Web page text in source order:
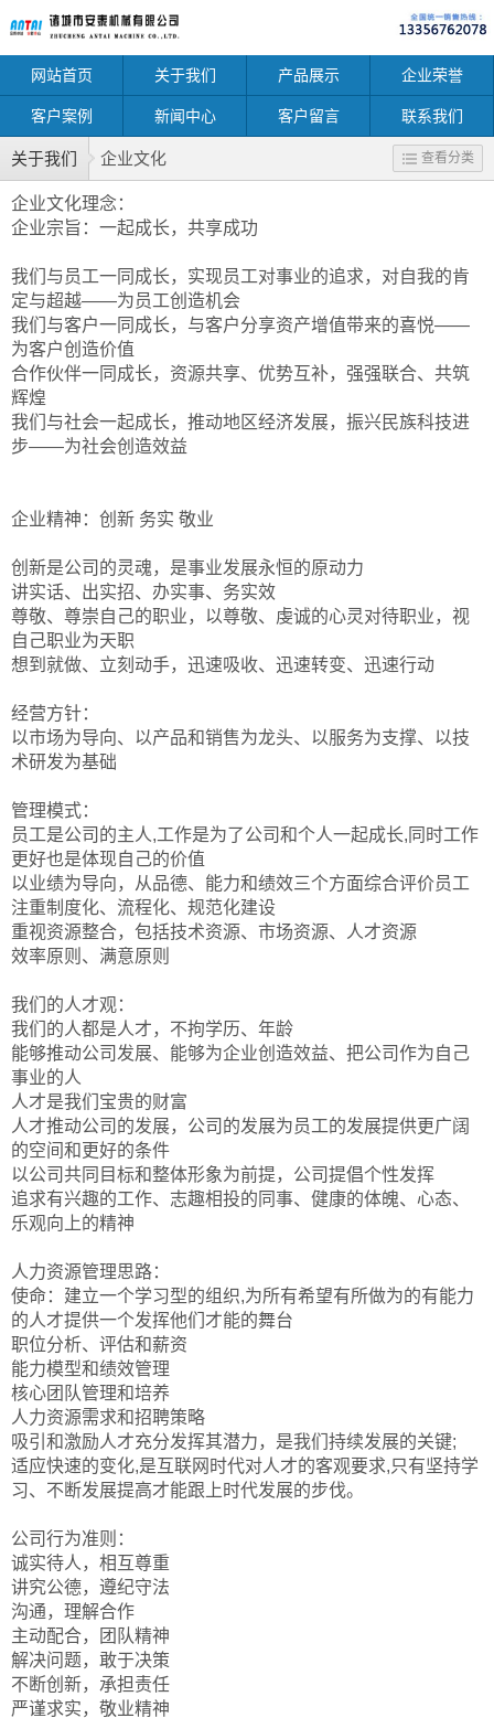
网站首页 关于我们 产品展示 企业荣誉
客户案例 新闻中心 客户留言 联系我们
关于我们 企业文化 查看分类
企业文化理念：
企业宗旨：一起成长，共享成功
我们与员工一同成长，实现员工对事业的追求，对自我的肯
定与超越——为员工创造机会
我们与客户一同成长，与客户分享资产增值带来的喜悦——
为客户创造价值
合作伙伴一同成长，资源共享、优势互补，强强联合、共筑
辉煌
我们与社会一起成长，推动地区经济发展，振兴民族科技进
步——为社会创造效益
企业精神：创新 务实 敬业
创新是公司的灵魂，是事业发展永恒的原动力
讲实话、出实招、办实事、务实效
尊敬、尊崇自己的职业，以尊敬、虔诚的心灵对待职业，视
自己职业为天职
想到就做、立刻动手，迅速吸收、迅速转变、迅速行动
经营方针：
以市场为导向、以产品和销售为龙头、以服务为支撑、以技
术研发为基础
管理模式：
员工是公司的主人,工作是为了公司和个人一起成长,同时工作
更好也是体现自己的价值
以业绩为导向，从品德、能力和绩效三个方面综合评价员工
注重制度化、流程化、规范化建设
重视资源整合，包括技术资源、市场资源、人才资源
效率原则、满意原则
我们的人才观：
我们的人都是人才，不拘学历、年龄
能够推动公司发展、能够为企业创造效益、把公司作为自己
事业的人
人才是我们宝贵的财富
人才推动公司的发展，公司的发展为员工的发展提供更广阔
的空间和更好的条件
以公司共同目标和整体形象为前提，公司提倡个性发挥
追求有兴趣的工作、志趣相投的同事、健康的体魄、心态、
乐观向上的精神
人力资源管理思路：
使命：建立一个学习型的组织,为所有希望有所做为的有能力
的人才提供一个发挥他们才能的舞台
职位分析、评估和薪资
能力模型和绩效管理
核心团队管理和培养
人力资源需求和招聘策略
吸引和激励人才充分发挥其潜力，是我们持续发展的关键;
适应快速的变化,是互联网时代对人才的客观要求,只有坚持学
习、不断发展提高才能跟上时代发展的步伐。
公司行为准则：
诚实待人，相互尊重
讲究公德，遵纪守法
沟通，理解合作
主动配合，团队精神
解决问题，敢于决策
不断创新，承担责任
严谨求实，敬业精神